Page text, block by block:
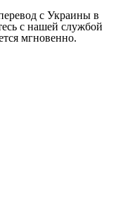
с Украины в
с нашей службой
мгновенно.